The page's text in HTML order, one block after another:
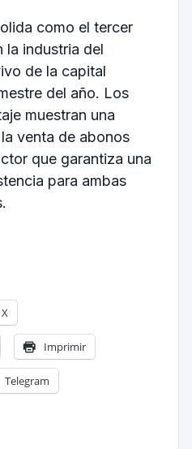
como el tercer
la industria del
de la capital
del año. Los
muestran una
venta de abonos
que garantiza una
para ambas
X
Imprimir
Telegram